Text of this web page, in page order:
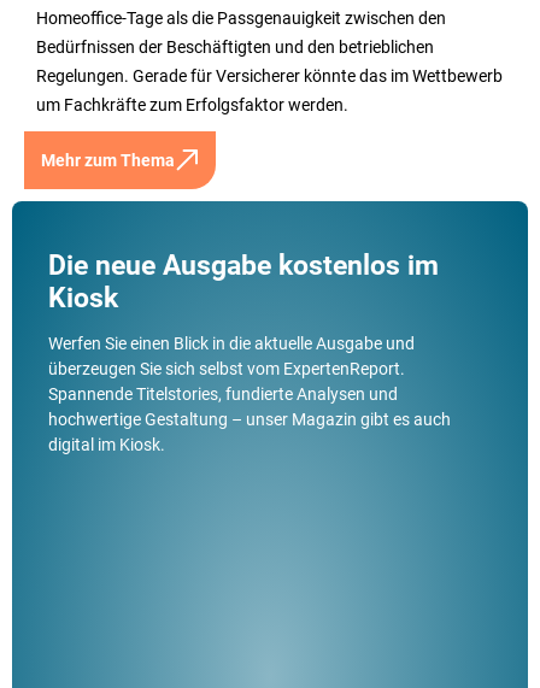
Homeoffice-Tage als die Passgenauigkeit zwischen den
Bedürfnissen der Beschäftigten und den betrieblichen
Regelungen. Gerade für Versicherer könnte das im Wettbewerb
um Fachkräfte zum Erfolgsfaktor werden.
Mehr zum Thema
Die neue Ausgabe kostenlos im
Kiosk
Werfen Sie einen Blick in die aktuelle Ausgabe und
überzeugen Sie sich selbst vom ExpertenReport.
Spannende Titelstories, fundierte Analysen und
hochwertige Gestaltung – unser Magazin gibt es auch
digital im Kiosk.